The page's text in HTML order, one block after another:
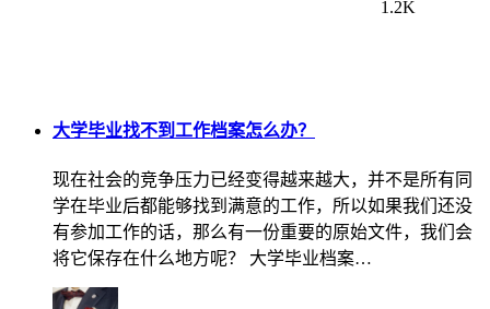
1.2K
大学毕业找不到工作档案怎么办？
现在社会的竞争压力已经变得越来越大，并不是所有同
学在毕业后都能够找到满意的工作，所以如果我们还没
有参加工作的话，那么有一份重要的原始文件，我们会
将它保存在什么地方呢？ 大学毕业档案…